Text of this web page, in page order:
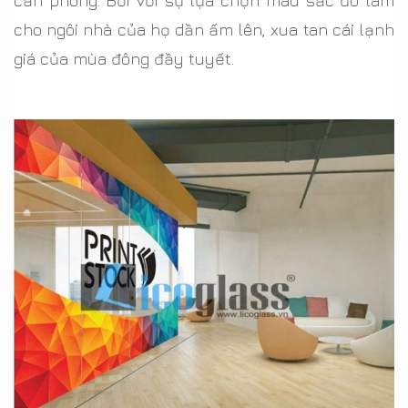
cho ngôi nhà của họ dần ấm lên, xua tan cái lạnh
giá của mùa đông đầy tuyết.